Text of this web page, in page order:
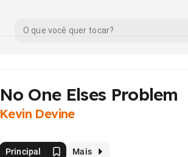
No One Elses Problem
Kevin Devine
Principal Mais